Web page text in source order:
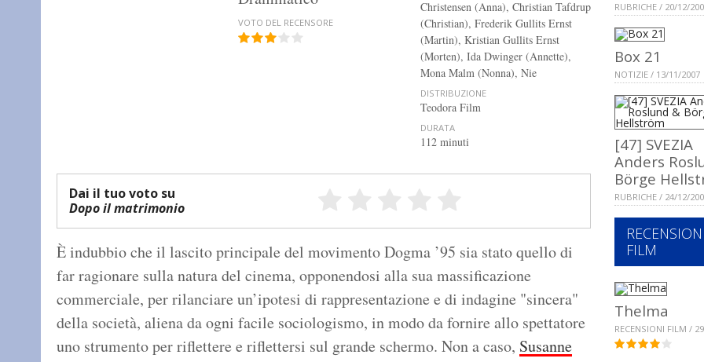
VOTO DEL RECENSORE
Christensen (Anna), Christian Tafdrup
(Christian), Frederik Gullits Ernst
(Martin), Kristian Gullits Ernst
(Morten), Ida Dwinger (Annette),
Mona Malm (Nonna), Nie
DISTRIBUZIONE
Teodora Film
DURATA
112 minuti
Dai il tuo voto su
Dopo il matrimonio
È indubbio che il lascito principale del movimento Dogma ’95 sia stato quello di
far ragionare sulla natura del cinema, opponendosi alla sua massificazione
commerciale, per rilanciare un’ipotesi di rappresentazione e di indagine "sincera"
della società, aliena da ogni facile sociologismo, in modo da fornire allo spettatore
uno strumento per riflettere e riflettersi sul grande schermo. Non a caso, Susanne
RUBRICHE / 20/12/
Box 21
NOTIZIE / 13/11/2007
[47] SVEZIA
Anders
Börge
RUBRICHE / 24/12/
RECENSIONI
FILM
Thelma
RECENSIONI FILM /